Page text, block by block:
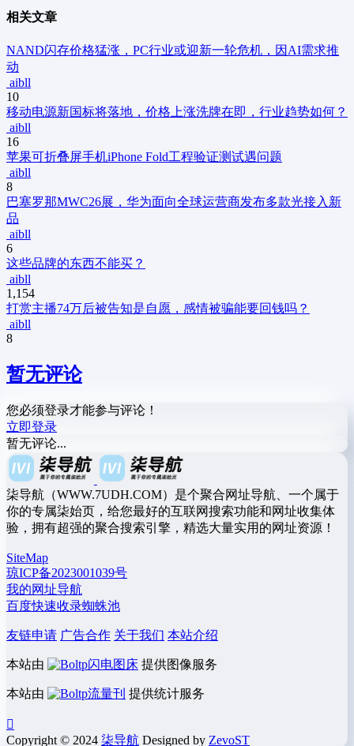
相关文章
NAND闪存价格猛涨，PC行业或迎新一轮危机，因AI需求推
动
aibll
10
移动电源新国标将落地，价格上涨洗牌在即，行业趋势如何？
aibll
16
苹果可折叠屏手机iPhone Fold工程验证测试遇问题
aibll
8
巴塞罗那MWC26展，华为面向全球运营商发布多款光接入新
品
aibll
6
这些品牌的东西不能买？
aibll
1,154
打赏主播74万后被告知是自愿，感情被骗能要回钱吗？
aibll
8
暂无评论
您必须登录才能参与评论！
立即登录
暂无评论...
柒导航（WWW.7UDH.COM）是个聚合网址导航、一个属于
你的专属柒始页，给您最好的互联网搜索功能和网址收集体
验，拥有超强的聚合搜索引擎，精选大量实用的网址资源！
SiteMap
琼ICP备2023001039号
我的网址导航
百度快速收录蜘蛛池
友链申请 广告合作 关于我们 本站介绍
本站由 闪电图床 提供图像服务
本站由 流量刊 提供统计服务
Copyright © 2024 柒导航 Designed by ZevoST